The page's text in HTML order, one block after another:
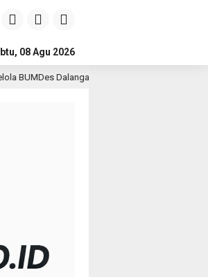
08 Agu 2026
Pola Pikir Inovatif